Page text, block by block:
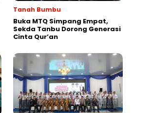
Tanah Bumbu
Buka MTQ Simpang Empat,
Sekda Tanbu Dorong Generasi
Cinta Qur’an